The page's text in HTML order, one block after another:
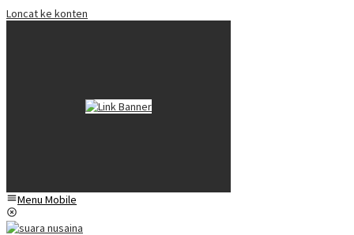
Loncat ke konten
Menu Mobile